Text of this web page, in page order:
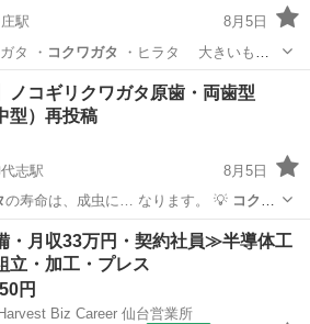
駅
8月5日
タ ・ コクワガタ
・ヒラタ 大きいもの
その他
ノコギリクワガタ原歯・両歯型
型）再投稿
志駅
8月5日
の寿命は、成虫に… なります。 💡 コクワ
迎えますが、コクワガタは秋になると木
その他 ノコギリクワガタ
・月収33万円・契約社員≫半導体工
立・加工・プレス
円
Biz Career 仙台営業所